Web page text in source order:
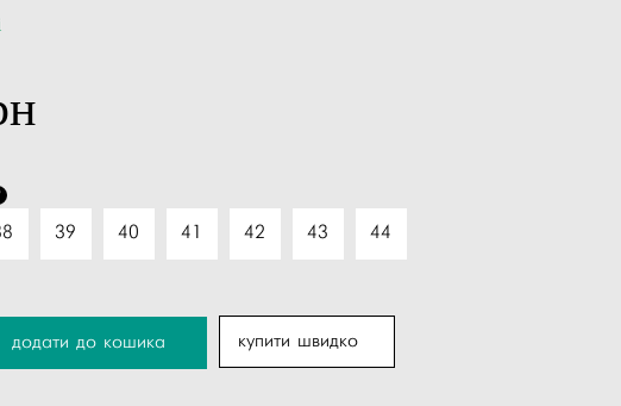
39 40 41 42 43 44
додати до кошика купити швидко